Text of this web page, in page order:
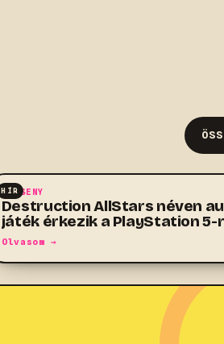
HÍR
VERSENY
Destruction AllStars néven
játék érkezik a PlayStation 5-
Olvasom →